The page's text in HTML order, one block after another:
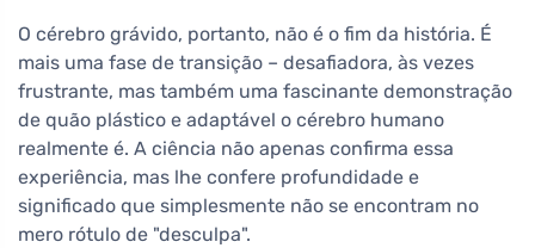
O cérebro grávido, portanto, não é o fim da história. É
mais uma fase de transição – desafiadora, às vezes
frustrante, mas também uma fascinante demonstração
de quão plástico e adaptável o cérebro humano
realmente é. A ciência não apenas confirma essa
experiência, mas lhe confere profundidade e
significado que simplesmente não se encontram no
mero rótulo de "desculpa".